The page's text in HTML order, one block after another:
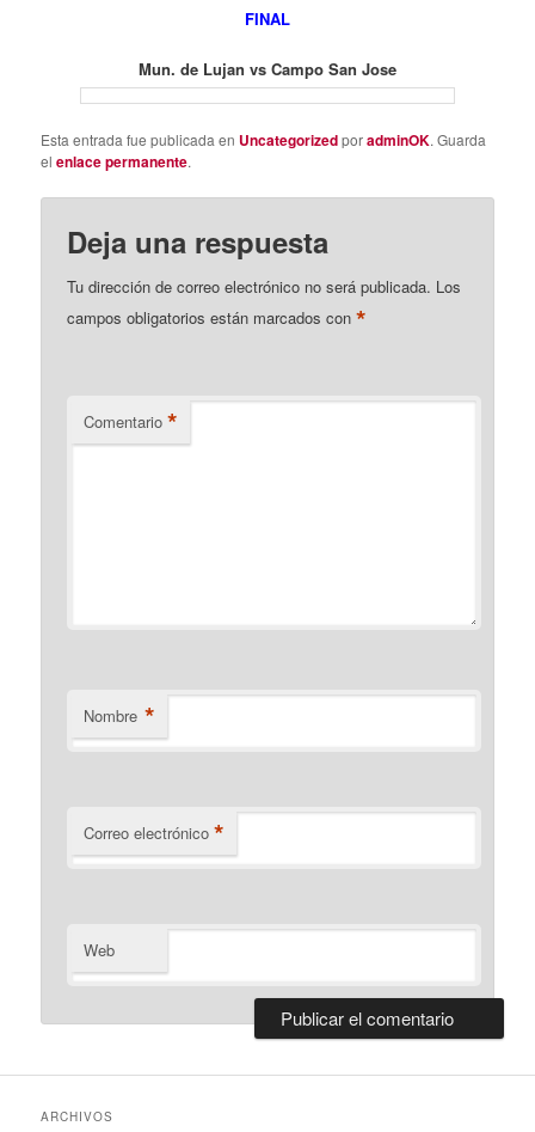
FINAL
Mun. de Lujan vs Campo San Jose
Esta entrada fue publicada en UncategorizedporadminOK. Guarda
elenlace permanente.
Deja una respuesta
Tu dirección de correo electrónico no será publicada. Los
campos obligatorios están marcados con*
Comentario *
Nombre *
Correo electrónico *
Web
ARCHIVOS